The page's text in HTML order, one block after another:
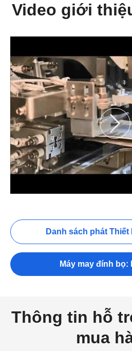
Video giới
Danh sách phát
Máy may đính bọ:
Thông tin hỗ
mua